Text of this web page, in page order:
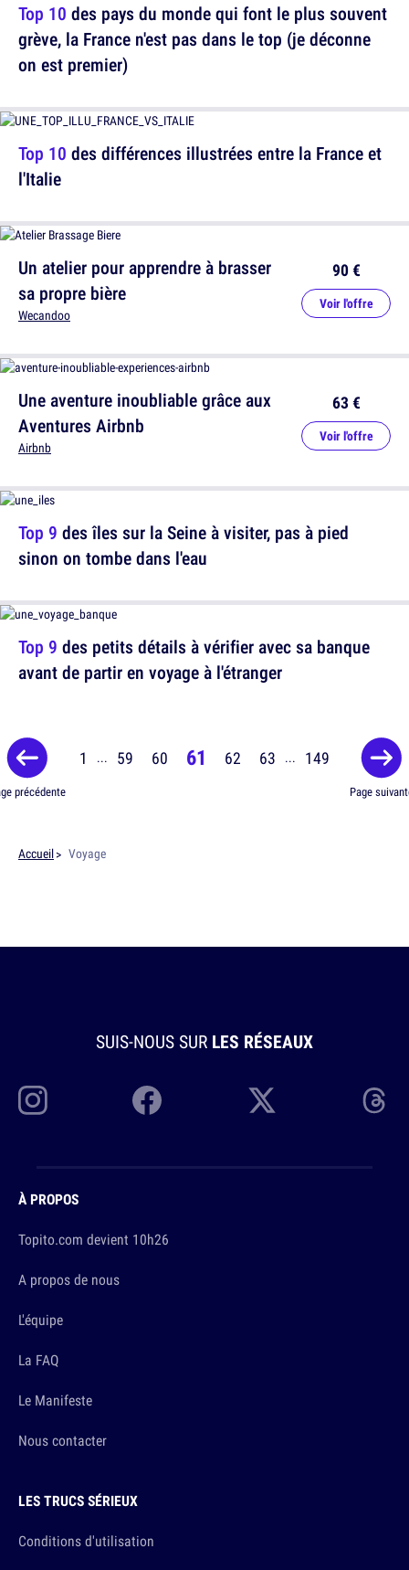
Top 10 des pays du monde qui font le plus souvent
grève, la France n'est pas dans le top (je déconne
on est premier)
Un atelier pour apprendre à brasser
sa propre bière
Wecandoo
90 €
Voir l'offre
Top 9 des îles sur la Seine à visiter, pas à pied
sinon on tombe dans l'eau
Top 10 des différences illustrées entre la France et
l'Italie
Une aventure inoubliable grâce aux
Aventures Airbnb
Airbnb
63 €
Voir l'offre
Top 9 des petits détails à vérifier avec sa banque
avant de partir en voyage à l'étranger
précédente
1 ... 59 60 61 62 63 ... 149
Page
Accueil Voyage
SUIS-NOUS SUR LES RÉSEAUX
À PROPOS
Topito.com devient 10h26
A propos de nous
L'équipe
La FAQ
Le Manifeste
Nous contacter
LES TRUCS SÉRIEUX
Conditions d'utilisation